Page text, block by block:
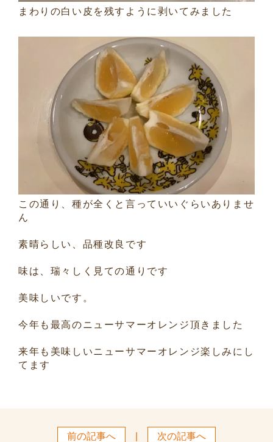
まわりの白い皮を残すように剥いてみました
この通り、種が全くと言っていいぐらいありませ
ん
素晴らしい、品種改良です
味は、瑞々しく見ての通りです
美味しいです。
今年も最高のニューサマーオレンジ頂きました
来年も美味しいニューサマーオレンジ楽しみにし
てます
前の記事へ 次の記事へ